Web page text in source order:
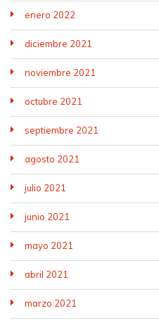
enero 2022
diciembre 2021
noviembre 2021
octubre 2021
septiembre 2021
agosto 2021
julio 2021
junio 2021
mayo 2021
abril 2021
marzo 2021